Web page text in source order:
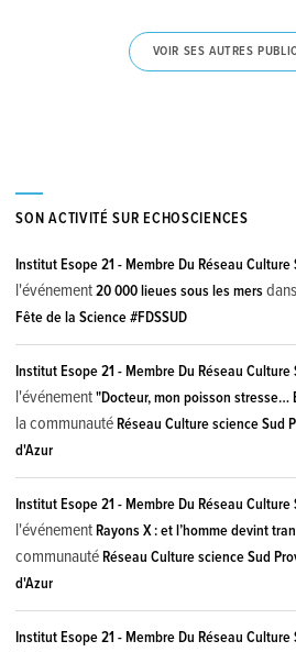
VOIR SES AUTRES
SON ACTIVITÉ SUR ECHOSCIENCES
Institut Esope 21 - Membre Du Réseau Culture
l'événement20 000 lieues sous les mers
Fête de la Science #FDSSUD
Institut Esope 21 - Membre Du Réseau Culture
l'événement"Docteur, mon poisson stresse…
la communautéRéseau Culture science Sud
d'Azur
Institut Esope 21 - Membre Du Réseau Culture
l'événementRayons X : et l’homme devint
communautéRéseau Culture science Sud
d'Azur
Institut Esope 21 - Membre Du Réseau Culture